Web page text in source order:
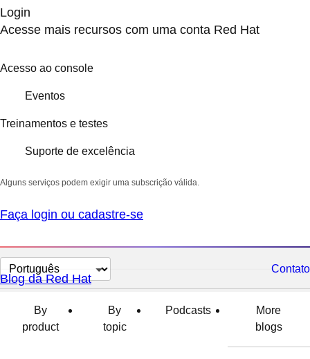
Login
Acesse mais recursos com uma conta Red Hat
Acesso ao console
Eventos
Treinamentos e testes
Suporte de excelência
Alguns serviços podem exigir uma subscrição válida.
Faça login ou cadastre-se
Selecionar
idioma
Contato
Blog da Red Hat
By
product
By
topic
Podcasts
More
blogs